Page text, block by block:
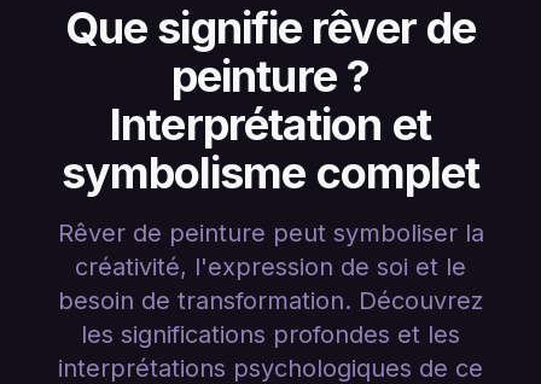
Que signifie rêver de
peinture ?
Interprétation et
symbolisme complet
Rêver de peinture peut symboliser la
créativité, l'expression de soi et le
besoin de transformation. Découvrez
les significations profondes et les
interprétations psychologiques de ce